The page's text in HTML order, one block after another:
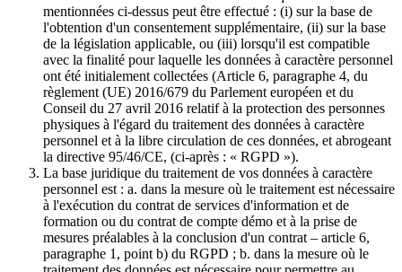
mentionnées ci-dessus peut être effectué : (i) sur la base de
l'obtention d'un consentement supplémentaire, (ii) sur la base
de la législation applicable, ou (iii) lorsqu'il est compatible
avec la finalité pour laquelle les données à caractère personnel
ont été initialement collectées (Article 6, paragraphe 4, du
règlement (UE) 2016/679 du Parlement européen et du
Conseil du 27 avril 2016 relatif à la protection des personnes
physiques à l'égard du traitement des données à caractère
personnel et à la libre circulation de ces données, et abrogeant
la directive 95/46/CE, (ci-après : « RGPD »).
La base juridique du traitement de vos données à caractère
personnel est : a. dans la mesure où le traitement est nécessaire
à l'exécution du contrat de services d'information et de
formation ou du contrat de compte démo et à la prise de
mesures préalables à la conclusion d'un contrat – article 6,
paragraphe 1, point b) du RGPD ; b. dans la mesure où le